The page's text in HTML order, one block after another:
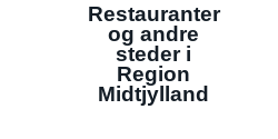
Restauranter
og andre
steder i
Region
Midtjylland